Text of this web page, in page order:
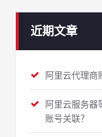
近期文章
阿里云代理商
阿里云服务器
账号关联？